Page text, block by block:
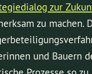
zur
zu machen.
und Bauern